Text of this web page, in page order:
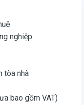
nghiệp
tòa nhà
bao gồm VAT)